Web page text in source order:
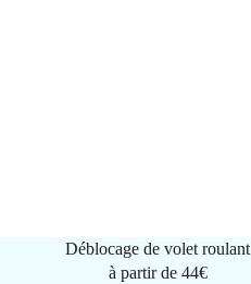
Déblocage de volet roulant
à partir de 44€